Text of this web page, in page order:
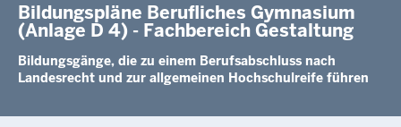
Bildungspläne Berufliches Gymnasium
(Anlage D 4) - Fachbereich Gestaltung
Bildungsgänge, die zu einem Berufsabschluss nach
Landesrecht und zur allgemeinen Hochschulreife führen